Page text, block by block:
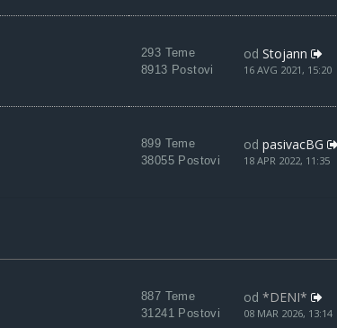
293 Teme
8913 Postovi
od Stojann
16 AVG 2021, 15:20
899 Teme
38055 Postovi
od pasivacBG
18 APR 2022, 11:35
887 Teme
31241 Postovi
od *DENI*
08 MAR 2026, 13:14